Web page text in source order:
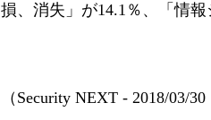
損、消失」が14.1％、「情
（Security NEXT - 2018/03/30